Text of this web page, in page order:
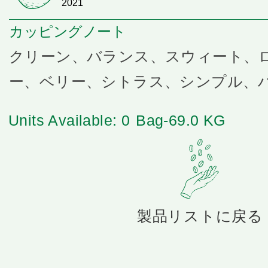
2021
カッピングノート
クリーン、バランス、スウィート、
ー、ベリー、シトラス、シンプル、
Units Available: 0 Bag-69.0 KG
製品リストに戻る